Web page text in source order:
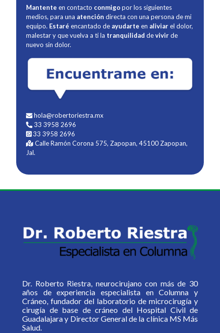
Mantente en contacto conmigopor los siguientes
medios, para una atención directa con una persona de mi
equipo. Estaré encantado de ayudarte en aliviarel dolor,
malestar y que vuelva a ti la tranquilidad devivirde
nuevo sin dolor.
hola@robertoriestra.mx
33 3958 2696
33 3958 2696
Calle Ramón Corona 575, Zapopan, 45100 Zapopan,
Jal.
Dr. Roberto Riestra, neurocirujano con más de 30
años de experiencia especialista en Columna y
Cráneo, fundador del laboratorio de microcirugía y
cirugía de base de cráneo del Hospital Civil de
Guadalajara y Director General de la clínica MS Más
Salud.